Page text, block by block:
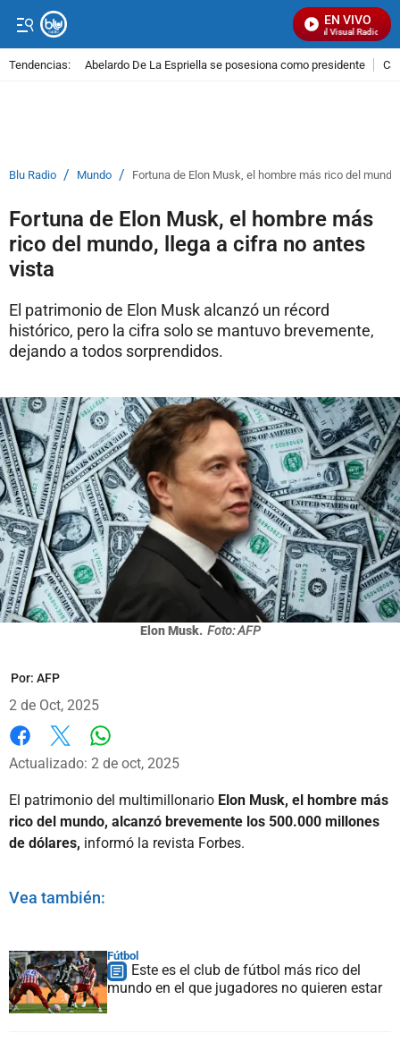
EN VIVO
Señal Visual Radio
Tendencias: Abelardo De La Espriella se posesiona como presidente
Blu Radio / Mundo / Fortuna de Elon Musk, el hombre más rico del
Fortuna de Elon Musk, el hombre más
rico del mundo, llega a cifra no antes
vista
El patrimonio de Elon Musk alcanzó un récord
histórico, pero la cifra solo se mantuvo brevemente,
dejando a todos sorprendidos.
Elon Musk. Foto: AFP
Por: AFP
2 de Oct, 2025
Facebook
X
Actualizado: 2 de oct, 2025
El patrimonio del multimillonario Elon Musk, el hombre más
rico del mundo, alcanzó brevemente los 500.000 millones
de dólares, informó la revista Forbes.
Vea también:
Fútbol
Este es el club de fútbol más rico del
mundo en el que jugadores no quieren estar